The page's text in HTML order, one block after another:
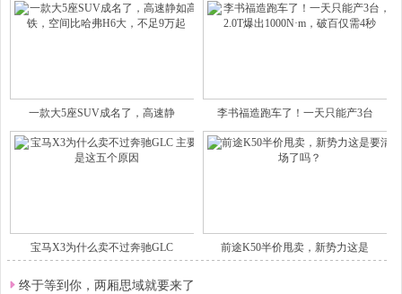
一款大5座SUV成名了，高速静 李书福造跑车了！一天只能产3台
宝马X3为什么卖不过奔驰GLC 前途K50半价甩卖，新势力这是
终于等到你，两厢思域就要来了